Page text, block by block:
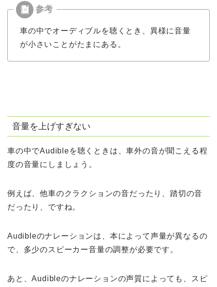
車の中でオーディブルを聴くとき、異様に音量
が小さいことがたまにある。
音量を上げすぎない
車の中でAudibleを聴くときは、車外の音が聞こえる程
度の音量にしましょう。
例えば、他車のクラクションの音だったり、踏切の音
だったり、ですね。
Audibleのナレーションは、本によって声量が異なるの
で、多少のスピーカー音量の調整が必要です。
あと、Audibleのナレーションの声質によっても、スピ